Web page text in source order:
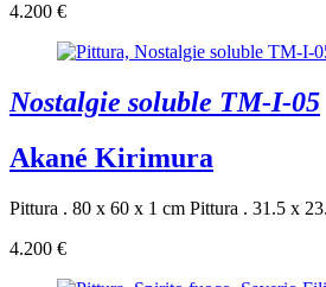
4.200 €
Nostalgie soluble TM-I-05
Akané Kirimura
Pittura . 80 x 60 x 1 cm Pittura . 31.5 x
4.200 €